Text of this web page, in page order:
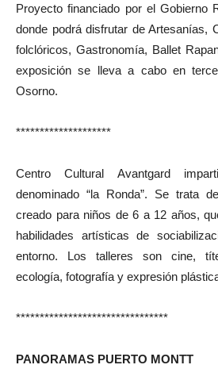
Proyecto financiado por el Gobierno
donde podrá disfrutar de Artesanías,
folclóricos, Gastronomía, Ballet
exposición se lleva a cabo en
Osorno.
********************
Centro Cultural Avantgard
denominado “la Ronda”. Se trata
creado para niños de 6 a 12 años,
habilidades artísticas de
entorno. Los talleres son cine,
ecología, fotografía y expresión
********************************
PANORAMAS PUERTO MONTT